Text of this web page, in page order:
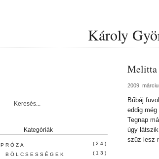
Károly
Melitta
2009.
Bűbáj
eddig
Tegnap
úgy
szűz lesz
Kategóriák
PRÓZA
(24)
BÖLCSESSÉGEK
(13)